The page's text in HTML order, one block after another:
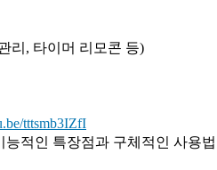
리, 타이머 리모콘 등)
tttsmb3IZfI
적인 특장점과 구체적인 사용